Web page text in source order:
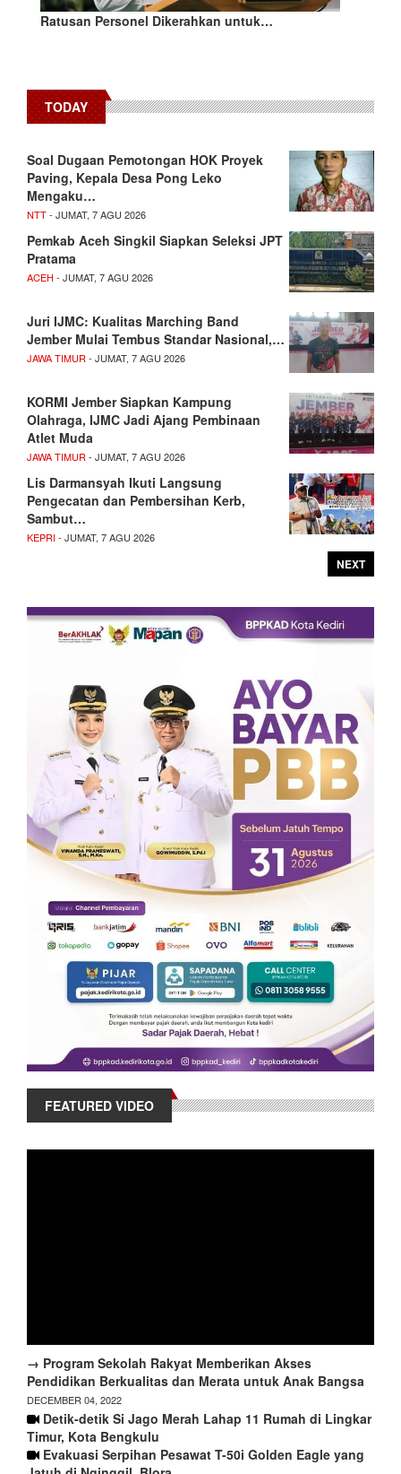
Ratusan Personel Dikerahkan untuk…
TODAY
​Soal Dugaan Pemotongan HOK Proyek
Paving, Kepala Desa Pong Leko
Mengaku…
NTT- JUMAT, 7 AGU 2026
Pemkab Aceh Singkil Siapkan Seleksi JPT
Pratama
ACEH - JUMAT, 7 AGU 2026
Juri IJMC: Kualitas Marching Band
Jember Mulai Tembus Standar Nasional,…
JAWA TIMUR- JUMAT, 7 AGU 2026
KORMI Jember Siapkan Kampung
Olahraga, IJMC Jadi Ajang Pembinaan
Atlet Muda
JAWA TIMUR- JUMAT, 7 AGU 2026
Lis Darmansyah Ikuti Langsung
Pengecatan dan Pembersihan Kerb,
Sambut…
KEPRI- JUMAT, 7 AGU 2026
NEXT
FEATURED VIDEO
→ Program Sekolah Rakyat Memberikan Akses
Pendidikan Berkualitas dan Merata untuk Anak Bangsa
DECEMBER 04, 2022
Detik-detik Si Jago Merah Lahap 11 Rumah di Lingkar
Timur, Kota Bengkulu
Evakuasi Serpihan Pesawat T-50i Golden Eagle yang